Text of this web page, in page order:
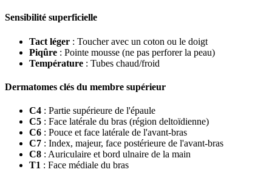
Sensibilité superficielle
Tact léger : Toucher avec un coton ou le doigt
Piqûre : Pointe mousse (ne pas perforer la peau)
Température : Tubes chaud/froid
Dermatomes clés du membre supérieur
C4 : Partie supérieure de l'épaule
C5 : Face latérale du bras (région deltoïdienne)
C6 : Pouce et face latérale de l'avant-bras
C7 : Index, majeur, face postérieure de l'avant-bras
C8 : Auriculaire et bord ulnaire de la main
T1 : Face médiale du bras